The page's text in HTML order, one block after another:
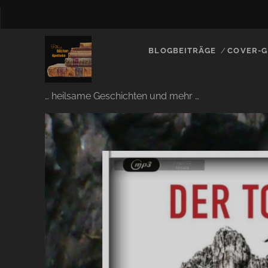
… heilsame Geschichten und mehr …
BLOGBEITRÄGE COVER-